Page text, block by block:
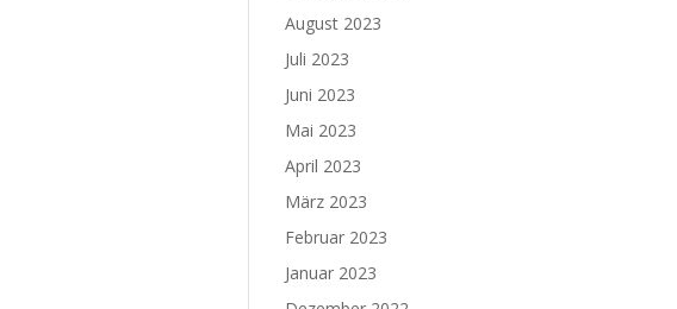
August 2023
Juli 2023
Juni 2023
Mai 2023
April 2023
März 2023
Februar 2023
Januar 2023